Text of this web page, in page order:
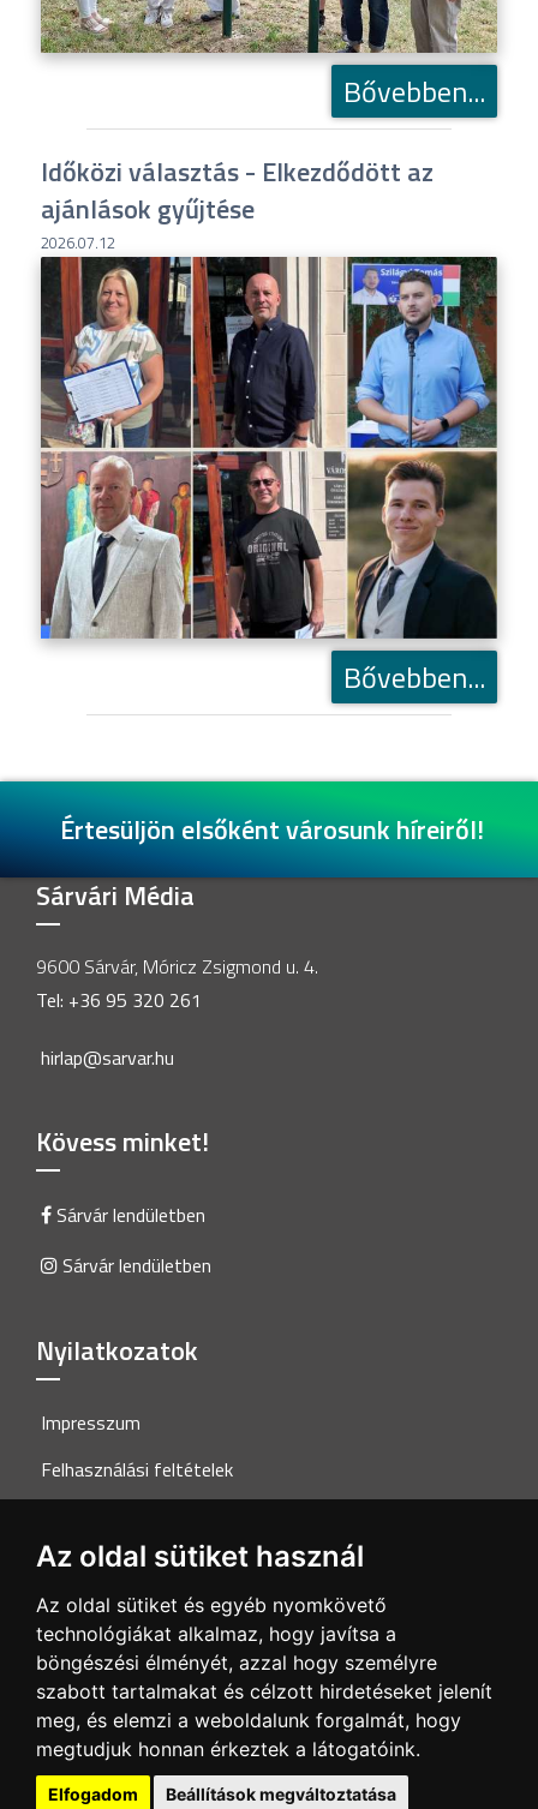
Az oldal sütiket használ
Az oldal sütiket és egyéb nyomkövető
technológiákat alkalmaz, hogy javítsa a
böngészési élményét, azzal hogy személyre
szabott tartalmakat és célzott hirdetéseket jelenít
meg, és elemzi a weboldalunk forgalmát, hogy
megtudjuk honnan érkeztek a látogatóink.
Elfogadom Beállítások megváltoztatása
Bővebben...
Időközi választás - Elkezdődött az
ajánlások gyűjtése
2026.07.12
Bővebben...
Értesüljön elsőként városunk híreiről!
Sárvári Média
9600 Sárvár, Móricz Zsigmond u. 4.
Tel: +36 95 320 261
hirlap@sarvar.hu
Kövess minket!
Sárvár lendületben
Sárvár lendületben
Nyilatkozatok
Impresszum
Felhasználási feltételek
Akadálymentesítési nyilatkozat
Szolgáltatások
Médiaajánlat